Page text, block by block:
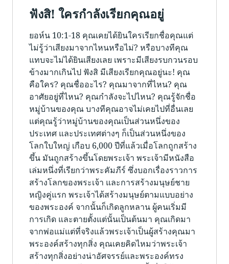
ฟังสิ! ใครกำลังเรียกคุณอยู่
ยอห์น 10:1-18 คุณเคยได้ยินใครเรียกชื่อคุณแต่
ไม่รู้ว่าเสียงมาจากไหนหรือไม่? หรือบางทีคุณ
แทบจะไม่ได้ยินเสียงเลย เพราะมีเสียงรบกวนรอบ
ข้างมากเกินไป ฟังสิ มีเสียงเรียกคุณอยู่นะ! คุณ
คือใคร? คุณชื่ออะไร? คุณมาจากที่ไหน? คุณ
อาศัยอยู่ที่ไหน? คุณกำลังจะไปไหน? คุณรู้จักชื่อ
หมู่บ้านของคุณ บางทีคุณอาจไม่เคยไปที่อื่นเลย
แต่คุณรู้ว่าหมู่บ้านของคุณเป็นส่วนหนึ่งของ
ประเทศ และประเทศต่างๆ ก็เป็นส่วนหนึ่งของ
โลกใบใหญ่ เกือบ 6,000 ปีที่แล้วเมื่อโลกถูกสร้าง
ขึ้น มันถูกสร้างขึ้นโดยพระเจ้า พระเจ้ามีหนังสือ
เล่มหนึ่งที่เรียกว่าพระคัมภีร์ ซึ่งบอกเรื่องราวการ
สร้างโลกของพระเจ้า และการสร้างมนุษย์ชาย
หญิงคู่แรก พระเจ้าได้สร้างมนุษย์ตามแบบอย่าง
ของพระองค์ จากนั้นก็เกิดลูกหลาน ผู้คนเริ่มมี
การเกิด และตายตั้งแต่นั้นเป็นต้นมา คุณเกิดมา
จากพ่อแม่แต่ที่จริงแล้วพระเจ้าเป็นผู้สร้างคุณมา
พระองค์สร้างทุกสิ่ง คุณเคยคิดไหมว่าพระเจ้า
สร้างทุกสิ่งอย่างน่าอัศจรรย์และพระองค์ทรง